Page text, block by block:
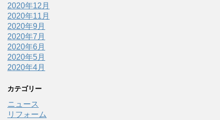
2020年12月
2020年11月
2020年9月
2020年7月
2020年6月
2020年5月
2020年4月
カテゴリー
ニュース
リフォーム